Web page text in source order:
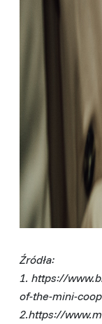
Źródła:
1. https://
of-the-mini-
2.https://